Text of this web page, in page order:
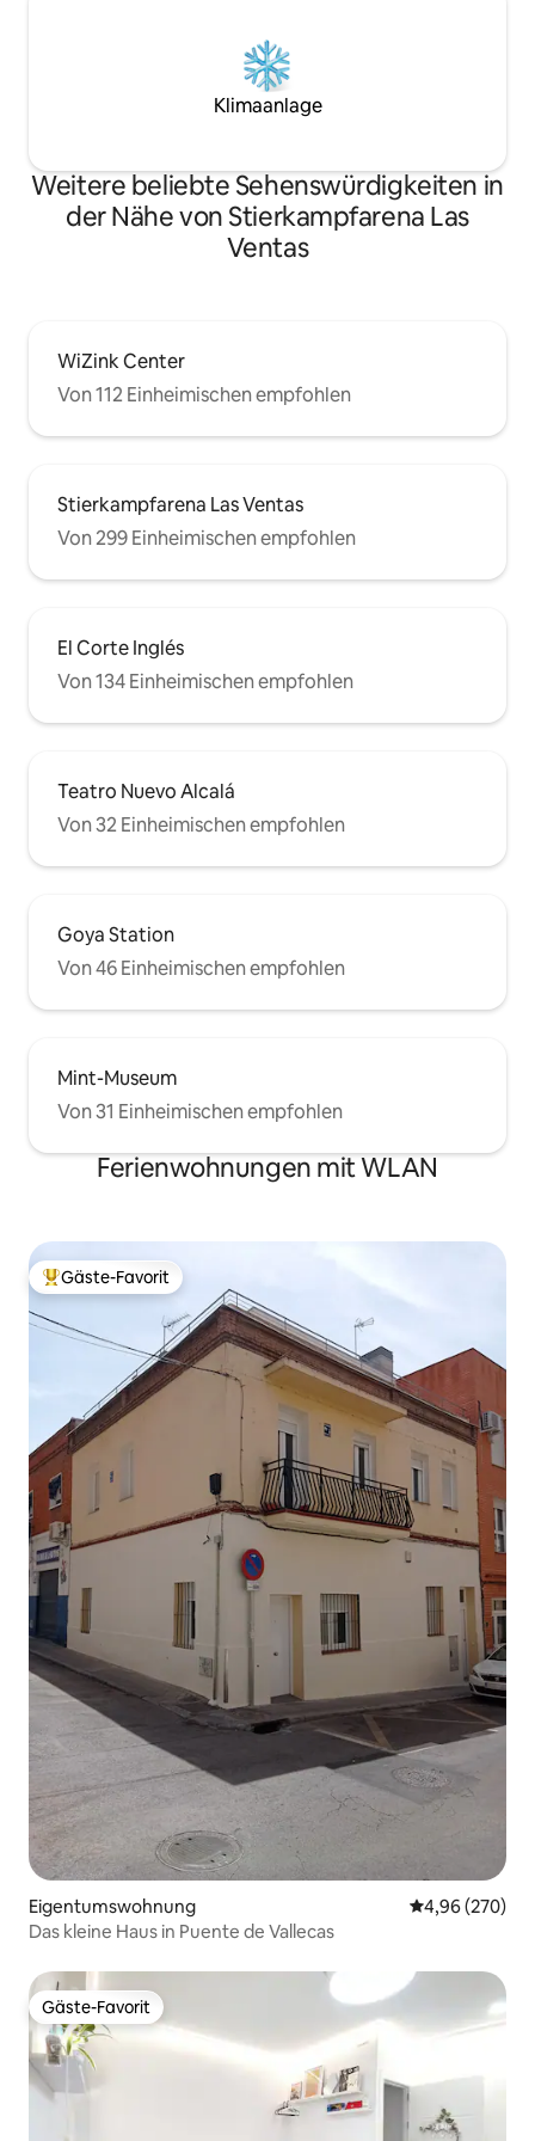
Klimaanlage
Weitere beliebte Sehenswürdigkeiten in
der Nähe von Stierkampfarena Las
Ventas
WiZink Center
Von 112 Einheimischen empfohlen
Stierkampfarena Las Ventas
Von 299 Einheimischen empfohlen
El Corte Inglés
Von 134 Einheimischen empfohlen
Teatro Nuevo Alcalá
Von 32 Einheimischen empfohlen
Goya Station
Von 46 Einheimischen empfohlen
Mint-Museum
Von 31 Einheimischen empfohlen
Ferienwohnungen mit WLAN
Beliebter Gäste-Favorit.
Gäste-Favorit
Eigentumswohnung
4,96 (270)
Das kleine Haus in Puente de Vallecas
Gäste-Favorit
Gäste-Favorit